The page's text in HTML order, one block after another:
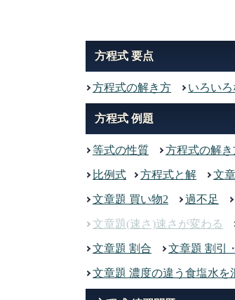
方程式 要点
方程式の解き方 いろい
方程式 例題
等式の性質 方程式の解き
比例式 方程式と解 文
文章題 買い物2 過不足
文章題(速さ)速さが変わる
文章題 割合 文章題 割引
文章題 濃度の違う食塩水を